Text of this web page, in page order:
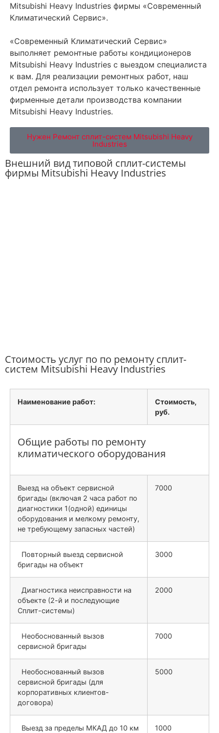
Mitsubishi Heavy Industries фирмы «Современный
Климатический Сервис».
«Современный Климатический Сервис»
выполняет ремонтные работы кондиционеров
Mitsubishi Heavy Industries с выездом специалиста
к вам. Для реализации ремонтных работ, наш
отдел ремонта использует только качественные
фирменные детали производства компании
Mitsubishi Heavy Industries.
Нужен Ремонт сплит-систем Mitsubishi Heavy
Industries
Внешний вид типовой сплит-системы
фирмы Mitsubishi Heavy Industries
Стоимость услуг по по ремонту сплит-
систем Mitsubishi Heavy Industries
Наименование работ:
Стоимость,
руб.
Общие работы по ремонту
климатического оборудования
Выезд на объект сервисной
бригады (включая 2 часа работ по
диагностики 1(одной) единицы
оборудования и мелкому ремонту,
не требующему запасных частей)
7000
Повторный выезд сервисной
бригады на объект
3000
Диагностика неисправности на
объекте (2-й и последующие
Сплит-системы)
2000
Необоснованный вызов
сервисной бригады
7000
Необоснованный вызов
сервисной бригады (для
корпоративных клиентов-
договора)
5000
Выезд за пределы МКАД до 10 км 1000